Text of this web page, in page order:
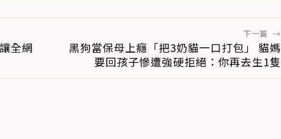
全網
下一篇 →
黑狗當保母上癮「把3奶貓一口打包」 貓媽
要回孩子慘遭強硬拒絕：你再去生1隻